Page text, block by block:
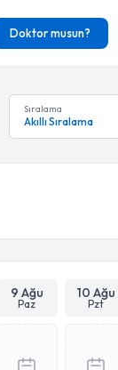
Doktor musun?
Sıralama
Akıllı Sıralama
9 Ağu
Paz
10 Ağu
Pzt